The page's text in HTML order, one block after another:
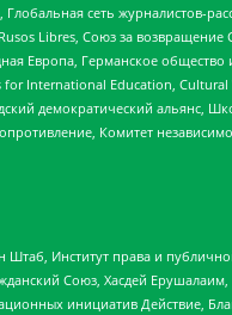
сеть журналистов-
Libres, Союз за возвращение
Европа, Германское общество
International Education,
демократический альянс,
Комитет
Институт права и
Союз, Хасдей
инициатив Действие,